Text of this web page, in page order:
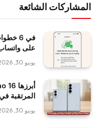
المشاركات الشائعة
في 6
على
يونيو 30, 2026
المرتقبة في
يونيو 30, 2026